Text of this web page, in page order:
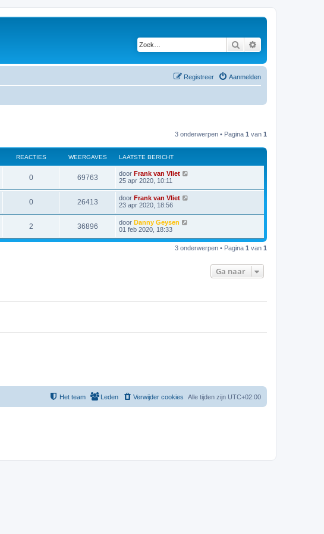
Zoek
Aanmelden
Registreer
3 onderwerpen • Pagina 1 van 1
REACTIES WEERGAVES LAATSTE BERICHT
0 69763 door Frank van Vliet
25 apr 2020, 10:11
0 26413 door Frank van Vliet
23 apr 2020, 18:56
2 36896 door Danny Geysen
01 feb 2020, 18:33
3 onderwerpen • Pagina 1 van 1
Ga naar
Alle tijden zijn UTC+02:00
Verwijder cookies
Leden
Het team